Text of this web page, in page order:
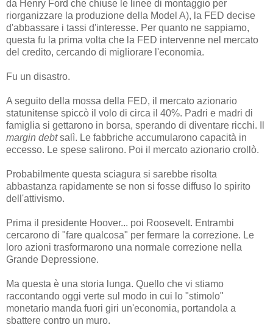
da Henry Ford che chiuse le linee di montaggio per
riorganizzare la produzione della Model A), la FED decise
d'abbassare i tassi d'interesse. Per quanto ne sappiamo,
questa fu la prima volta che la FED intervenne nel mercato
del credito, cercando di migliorare l'economia.
Fu un disastro.
A seguito della mossa della FED, il mercato azionario
statunitense spiccò il volo di circa il 40%. Padri e madri di
famiglia si gettarono in borsa, sperando di diventare ricchi. Il
margin debtsalì. Le fabbriche accumularono capacità in
eccesso. Le spese salirono. Poi il mercato azionario crollò.
Probabilmente questa sciagura si sarebbe risolta
abbastanza rapidamente se non si fosse diffuso lo spirito
dell'attivismo.
Prima il presidente Hoover... poi Roosevelt. Entrambi
cercarono di "fare qualcosa" per fermare la correzione. Le
loro azioni trasformarono una normale correzione nella
Grande Depressione.
Ma questa è una storia lunga. Quello che vi stiamo
raccontando oggi verte sul modo in cui lo "stimolo"
monetario manda fuori giri un'economia, portandola a
sbattere contro un muro.